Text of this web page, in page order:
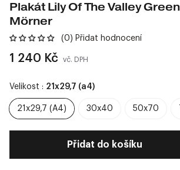
Plakát Lily Of The Valley
Mörner
(0) Přidat hodnocení
1 240 Kč
cena
vč. DPH
Velikost : 21x29,7 (a4)
21x29,7 (A4) 30x40 50x70
Přidat do košíku